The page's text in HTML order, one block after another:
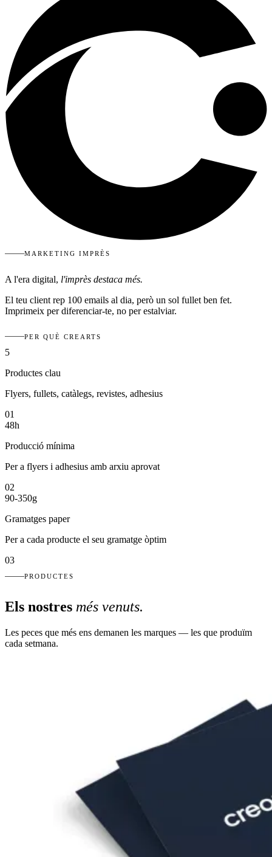
MARKETING IMPRÈS
A l'era digital, l'imprès destaca més.
El teu client rep 100 emails al dia, però un sol fullet ben fet.
Imprimeix per diferenciar-te, no per estalviar.
PER QUÈ CREARTS
5
Productes clau
Flyers, fullets, catàlegs, revistes, adhesius
01
48h
Producció mínima
Per a flyers i adhesius amb arxiu aprovat
02
90-350g
Gramatges paper
Per a cada producte el seu gramatge òptim
03
PRODUCTES
Els nostres més venuts.
Les peces que més ens demanen les marques — les que produïm
cada setmana.